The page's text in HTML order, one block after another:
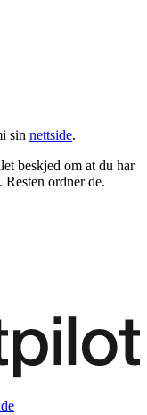
sin nettside.
beskjed om at du har
ordner de.